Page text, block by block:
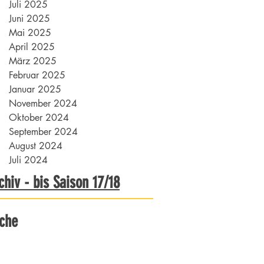
Juli 2025
Juni 2025
Mai 2025
April 2025
März 2025
Februar 2025
Januar 2025
November 2024
Oktober 2024
September 2024
August 2024
Juli 2024
- bis Saison 17/18